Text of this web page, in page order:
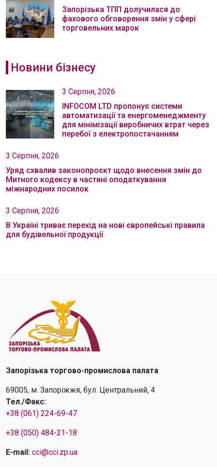
Запорізька ТПП долучилася до
фахового обговорення змін у сфері
торговельних марок
Новини бізнесу
3 Серпня, 2026
INFOCOM LTD пропонує системи
автоматизації та енергоменеджменту
для мінімізації виробничих втрат через
перебої з електропостачанням
3 Серпня, 2026
Уряд схвалив законопроєкт щодо внесення змін до
Митного кодексу в частині оподаткування
міжнародних посилок
3 Серпня, 2026
В Україні триває перехід на нові європейські правила
для будівельної продукції
Запорізька торгово-промислова палата
69005, м. Запоріжжя, бул. Центральний, 4
Тел./Факс:
+38 (061) 224-69-47
+38 (050) 484-21-18
E-mail: cci@cci.zp.ua